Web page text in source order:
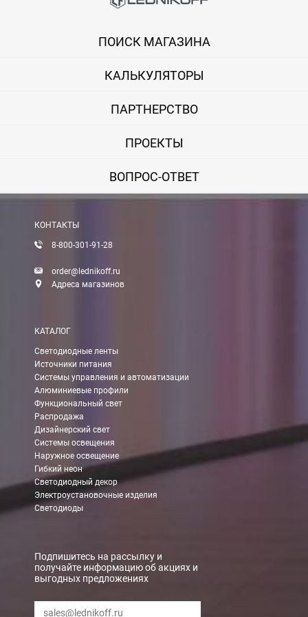
ПОИСК МАГАЗИНА
КАЛЬКУЛЯТОРЫ
ПАРТНЕРСТВО
ПРОЕКТЫ
ВОПРОС-ОТВЕТ
КОНТАКТЫ
8-800-301-91-28
order@lednikoff.ru
Адреса магазинов
КАТАЛОГ
Светодиодные ленты
Источники питания
Системы управления и автоматизации
Алюминиевые профили
Функциональный свет
Распродажа
Дизайнерский свет
Системы освещения
Наружное освещение
Гибкий неон
Светодиодный декор
Электроустановочные изделия
Светодиоды
Подпишитесь на рассылку и
получайте информацию об акциях и
выгодных предложениях